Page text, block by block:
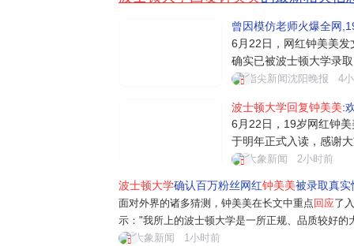
曾因模仿老师火爆全网
6月22日，网红钟美美发
确实已被波士顿大学录
读，度过我的本科时光
的朋友做几点说明：我
能力强的同学。正因为
指尖新闻沈阳晚报 4
波士顿大学回复钟美美:
6月22日，19岁网红钟美
于明年正式入读，感谢
算不上学霸，正因如此
没有靠人脉和额外花钱
与个人特长...
大象新闻 2小时前
波士顿大学确认百万粉丝网红钟美美被录取真
面对外界的诸多猜测，钟美美在长文中重点回应了
示："我所上的波士顿大学是一所正规、品质较好
实际上我也没有、不用缴纳正常学费以外的费用。
大象新闻 1小时前